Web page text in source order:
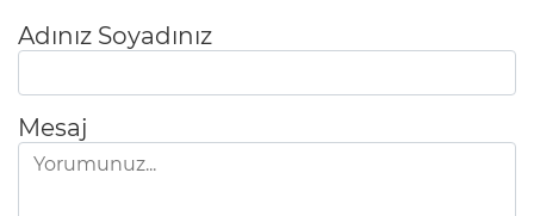
Adınız Soyadınız
Mesaj